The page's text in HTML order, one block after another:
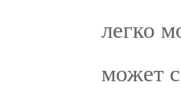
легко
может